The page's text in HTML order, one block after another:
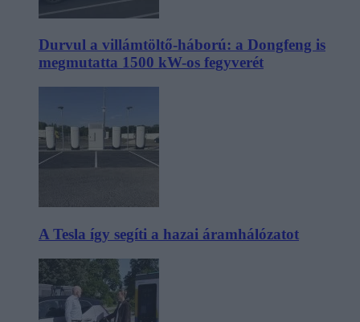
Durvul a villámtöltő-háború: a Dongfeng is
megmutatta 1500 kW-os fegyverét
A Tesla így segíti a hazai áramhálózatot